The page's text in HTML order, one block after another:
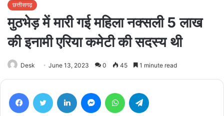
छत्तीसगढ़
मुठभेड़ में मारी गई महिला नक्सली 5 लाख
की इनामी एरिया कमेटी की सदस्य थी
Desk June 13, 2023 0 45 1 minute read
FacebookTwitter LinkedIn MessengerWhatsApp